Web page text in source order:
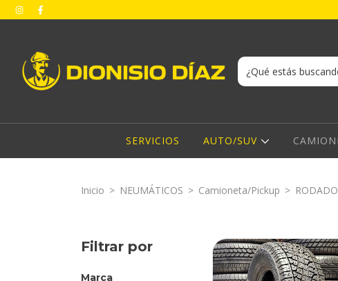
SERVICIOS AUTO/SUV
Inicio > NEUMÁTICOS > Camioneta/Pickup >
Filtrar por
Marca